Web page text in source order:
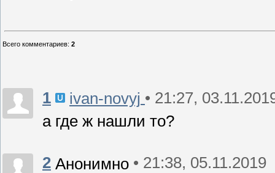
Всего комментариев: 2
1 ivan-novyj • 21:27,
а где ж нашли то?
2 Анонимно • 21:38, 05.11.2019